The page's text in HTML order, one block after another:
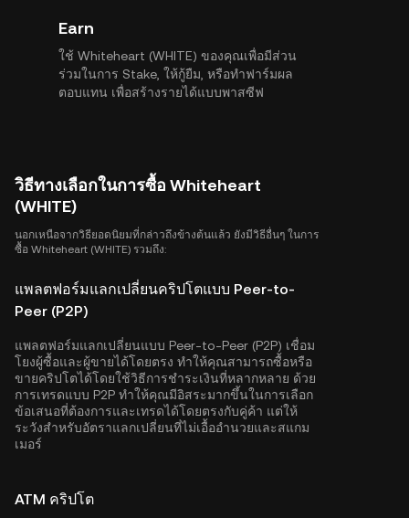
Earn
ใช้ Whiteheart (WHITE) ของคุณเพื่อมีส่วน
ร่วมในการ Stake, ให้กู้ยืม, หรือทำฟาร์มผล
ตอบแทน เพื่อสร้างรายได้แบบพาสซีฟ
วิธีทางเลือกในการซื้อ Whiteheart
(WHITE)
นอกเหนือจากวิธียอดนิยมที่กล่าวถึงข้างต้นแล้ว ยังมีวิธีอื่นๆ ในการ
ซื้อ Whiteheart (WHITE) รวมถึง:
แพลตฟอร์มแลกเปลี่ยนคริปโตแบบ Peer-to-
Peer (P2P)
แพลตฟอร์มแลกเปลี่ยนแบบ Peer-to-Peer (P2P) เชื่อม
โยงผู้ซื้อและผู้ขายได้โดยตรง ทำให้คุณสามารถซื้อหรือ
ขายคริปโตได้โดยใช้วิธีการชำระเงินที่หลากหลาย ด้วย
การเทรดแบบ P2P ทำให้คุณมีอิสระมากขึ้นในการเลือก
ข้อเสนอที่ต้องการและเทรดได้โดยตรงกับคู่ค้า แต่ให้
ระวังสำหรับอัตราแลกเปลี่ยนที่ไม่เอื้ออำนวยและสแกม
เมอร์
ATM คริปโต